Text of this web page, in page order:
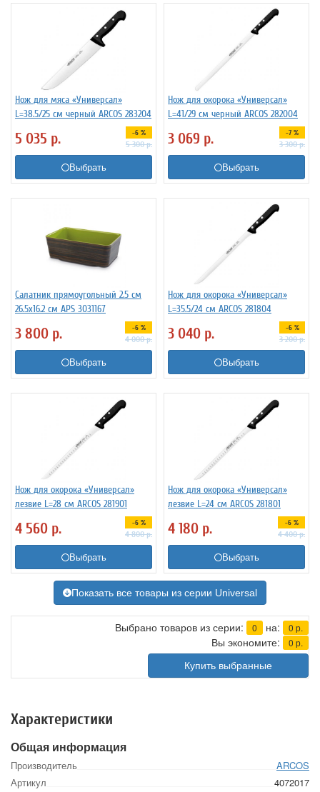
Нож для мяса «Универсал»
L=38.5/25 см черный ARCOS 283204
5 035 р. -6 %
5 300р.
Выбрать
Нож для окорока «Универсал»
L=41/29 см черный ARCOS 282004
3 069 р. -7 %
3 300р.
Выбрать
Салатник прямоугольный 2.5 см
26.5х16.2 см APS 3031167
3 800 р. -6 %
4 000р.
Выбрать
Нож для окорока «Универсал»
L=35.5/24 см ARCOS 281804
3 040 р. -6 %
3 200р.
Выбрать
Нож для окорока «Универсал»
лезвие L=28 см ARCOS 281901
4 560 р. -6 %
4 800р.
Выбрать
Нож для окорока «Универсал»
лезвие L=24 см ARCOS 281801
4 180 р. -6 %
4 400р.
Выбрать
Показать все товары из серии Universal
Выбрано товаров из серии: 0 на: 0 р.
Вы экономите: 0 р.
Купить выбранные
Характеристики
Общая информация
Производитель
ARCOS
Артикул
4072017